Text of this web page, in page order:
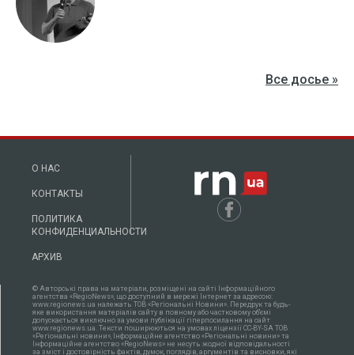
Все досье »
О НАС
КОНТАКТЫ
ПОЛИТИКА
КОНФИДЕНЦИАЛЬНОСТИ
АРХИВ
© Авторські права на матеріали, розміщені на сайті Інформаційного
агентства «RegioNews», що доступний в мережі Інтернет за адресою:
www.regionews.ua належать ТОВ «Регіональні Новини». Передрук та будь-
яке використання матеріалів сайту в повному або частковому об'ємі
допускається виключно за умови публікації гіперпосилання на сайт
www.regionews.ua. Тексти поширюються нa умовах ліцензії CC-BY-SA ТОВ
«Регіональні новини», Інформаційне агентство «Регіональні новини» та
Інформаційне агентство «RegioNews» не несуть жодної відповідальності
за зміст і достовірність фактів, думок, поглядів, аргументів та висновки, які